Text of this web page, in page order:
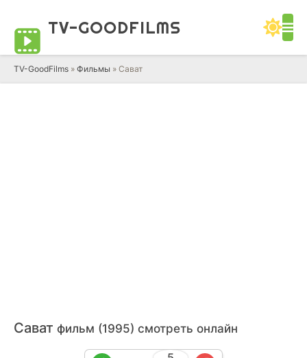
TV-GOODFILMS
TV-GoodFilms » Фильмы » Сават
Сават фильм (1995) смотреть онлайн